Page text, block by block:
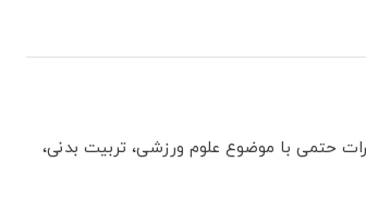
حتمی با موضوع علوم ورزشی، تربیت بدنی،